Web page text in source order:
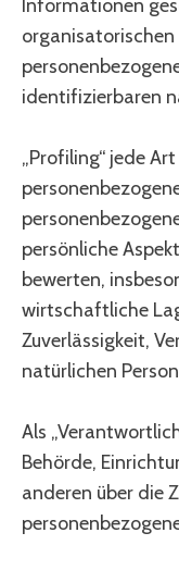
Informationen
identifizierbaren
„Profiling“ jede
persönliche
bewerten,
wirtschaftliche
Zuverlässigkeit,
natürlichen
Als
Behörde,
anderen über die